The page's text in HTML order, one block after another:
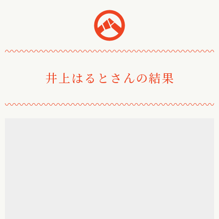
〰〰〰〰〰〰〰〰〰〰〰〰〰〰〰〰〰〰〰〰〰
井上はるとさんの結果
〰〰〰〰〰〰〰〰〰〰〰〰〰〰〰〰〰〰〰〰〰